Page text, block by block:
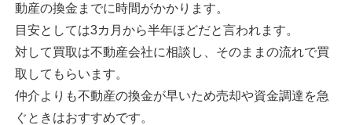
動産の換金までに時間がかかります。
目安としては3カ月から半年ほどだと言われます。
対して買取は不動産会社に相談し、そのままの流れで買
取してもらいます。
仲介よりも不動産の換金が早いため売却や資金調達を急
ぐときはおすすめです。